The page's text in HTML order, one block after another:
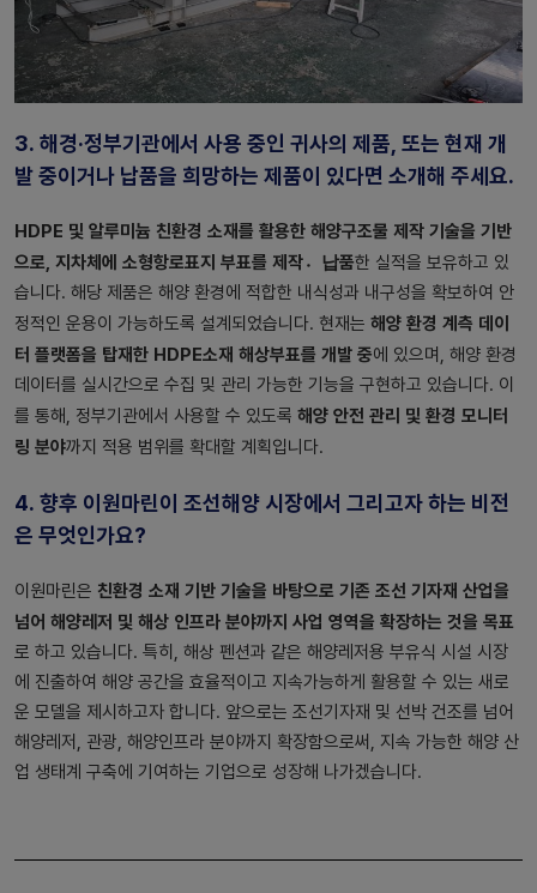
3. 해경·정부기관에서 사용 중인 귀사의 제품, 또는 현재 개
발 중이거나 납품을 희망하는 제품이 있다면 소개해 주세요.
HDPE 및 알루미늄 친환경 소재를 활용한 해양구조물 제작 기술을 기반
으로, 지차체에 소형항로표지 부표를 제작납〮품한 실적을 보유하고 있
습니다. 해당 제품은 해양 환경에 적합한 내식성과 내구성을 확보하여 안
정적인 운용이 가능하도록 설계되었습니다. 현재는 해양 환경 계측 데이
터 플랫폼을 탑재한 HDPE소재 해상부표를 개발 중에 있으며, 해양 환경
데이터를 실시간으로 수집 및 관리 가능한 기능을 구현하고 있습니다. 이
를 통해, 정부기관에서 사용할 수 있도록 해양 안전 관리 및 환경 모니터
링 분야까지 적용 범위를 확대할 계획입니다.
4. 향후 이원마린이 조선해양 시장에서 그리고자 하는 비전
은 무엇인가요?
이원마린은 친환경 소재 기반 기술을 바탕으로 기존 조선 기자재 산업을
넘어 해양레저 및 해상 인프라 분야까지 사업 영역을 확장하는 것을 목표
로 하고 있습니다. 특히, 해상 펜션과 같은 해양레저용 부유식 시설 시장
에 진출하여 해양 공간을 효율적이고 지속가능하게 활용할 수 있는 새로
운 모델을 제시하고자 합니다. 앞으로는 조선기자재 및 선박 건조를 넘어
해양레저, 관광, 해양인프라 분야까지 확장함으로써, 지속 가능한 해양 산
업 생태계 구축에 기여하는 기업으로 성장해 나가겠습니다.